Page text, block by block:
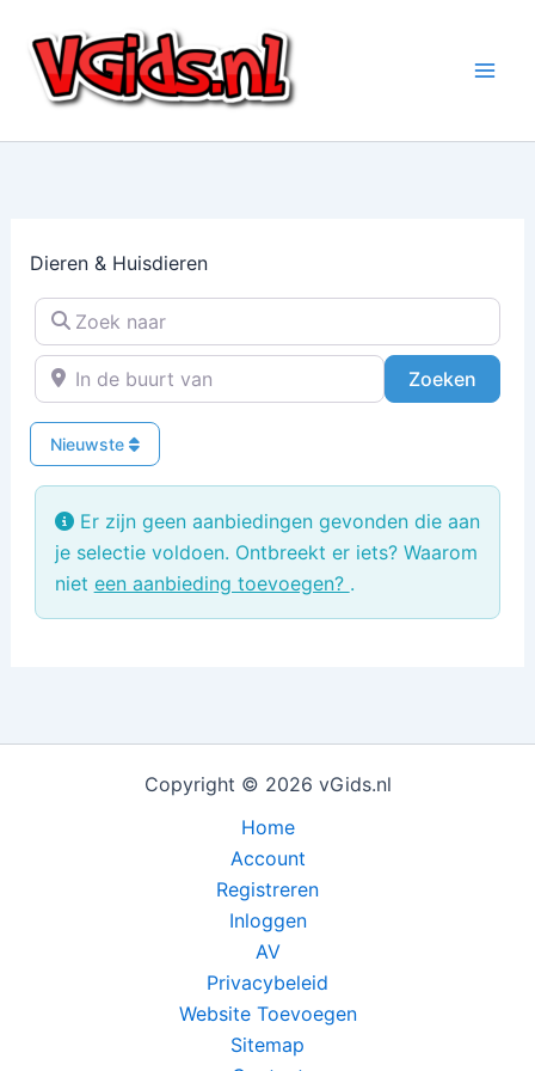
naar
inhoud
Dieren & Huisdieren
Zoek naar
In de buurt van
Zoeken
Nieuwste
Er zijn geen aanbiedingen gevonden die aan
je selectie voldoen. Ontbreekt er iets? Waarom
niet een aanbieding toevoegen? .
Copyright © 2026 vGids.nl
Home
Account
Registreren
Inloggen
AV
Privacybeleid
Website Toevoegen
Sitemap